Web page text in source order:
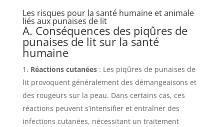
Les risques pour la santé humaine et animale
liés aux punaises de lit
A. Conséquences des piqûres de
punaises de lit sur la santé
humaine
Réactions cutanées: Les piqûres de punaises de
lit provoquent généralement des démangeaisons et
des rougeurs sur la peau. Dans certains cas, ces
réactions peuvent s’intensifier et entraîner des
infections cutanées, nécessitant un traitement